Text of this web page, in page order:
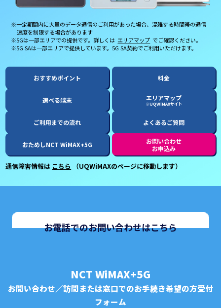
※一定期間内に大量のデータ通信のご利用があった場合、混雑する時間帯の通信
速度を制限する場合があります
※5Gは一部エリアでの提供です。詳しくは エリアマップ でご確認ください。
※5G SAは一部エリアで提供しています。5G SA契約でご利用いただけます。
おすすめポイント 料金
選べる端末 エリアマップ
※UQWiMAXサイト
ご利用までの流れ よくあるご質問
おためしNCT WiMAX+5G
お問い合わせ
お申込み
通信障害情報は こちら （UQWiMAXのページに移動します）
お電話でのお問い合わせはこちら
NCT WiMAX+5G
お問い合わせ／訪問または窓口でのお手続き希望の方受付
フォーム